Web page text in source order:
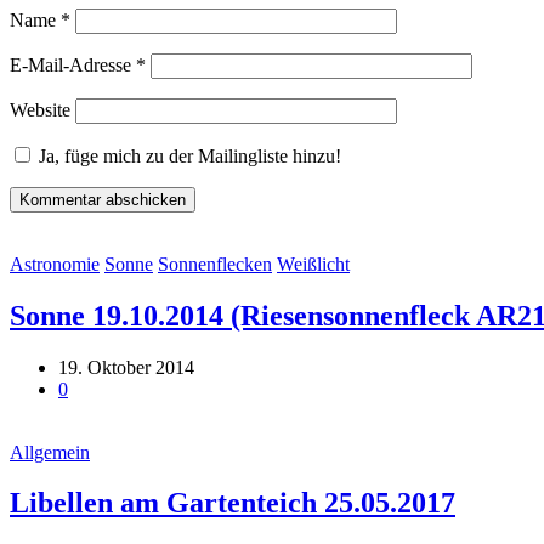
Name *
E-Mail-Adresse *
Website
Ja, füge mich zu der Mailingliste hinzu!
Astronomie Sonne Sonnenflecken Weißlicht
Sonne 19.10.2014 (Riesensonnenfleck
19. Oktober 2014
0
Allgemein
Libellen am Gartenteich 25.05.2017